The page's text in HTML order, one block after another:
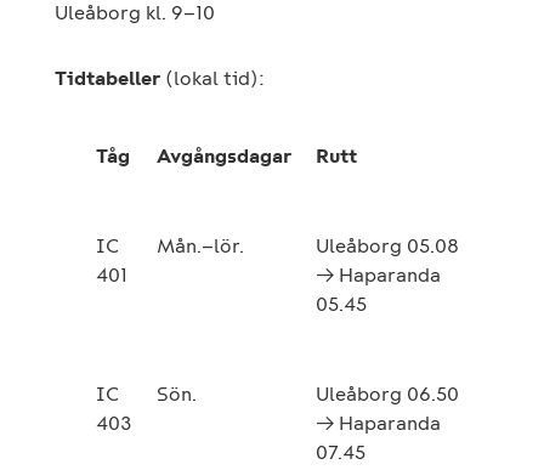
Uleåborg kl. 9–10
Tidtabeller (lokal tid):
Tåg Avgångsdagar Rutt
IC
401
Mån.–lör.
Uleåborg 05.08
→ Haparanda
05.45
IC
403
Sön.
Uleåborg 06.50
→ Haparanda
07.45